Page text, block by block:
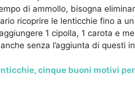
di ammollo, bisogna
ricoprire le lenticchie fino a
1 cipolla, 1 carota e
senza l’aggiunta di questi
cinque buoni motivi